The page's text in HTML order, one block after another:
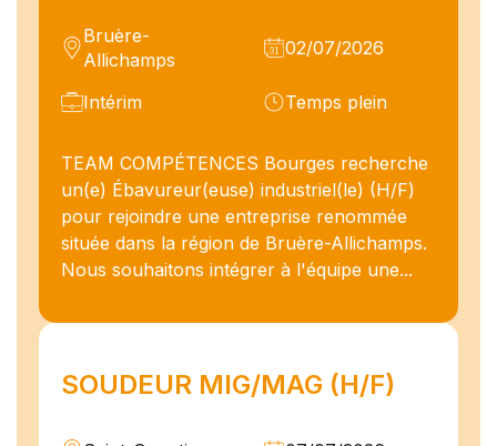
Bruère-
Allichamps
02/07/2026
Intérim Temps plein
TEAM COMPÉTENCES Bourges recherche
un(e) Ébavureur(euse) industriel(le) (H/F)
pour rejoindre une entreprise renommée
située dans la région de Bruère-Allichamps.
Nous souhaitons intégrer à l'équipe une...
SOUDEUR MIG/MAG (H/F)